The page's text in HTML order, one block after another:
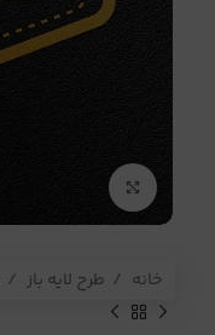
خانه طرح لایه باز